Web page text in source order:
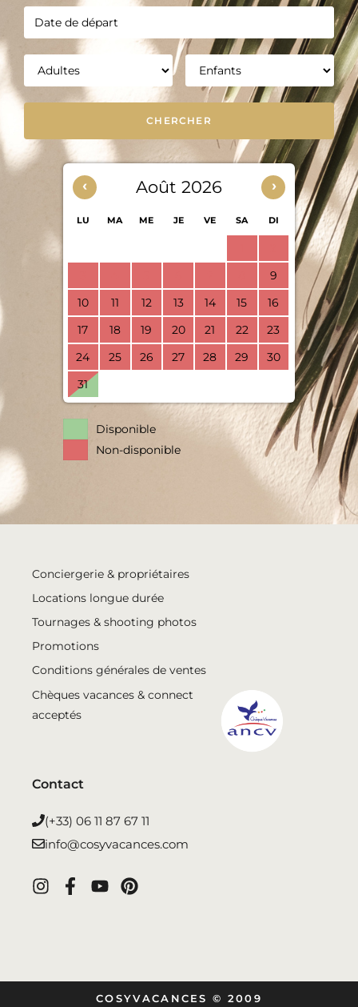
‹ ›
Août 2026
LU MA ME JE VE SA DI
9
10
11 12 13 14 15
16
17
18 19 20 21 22
23
24
25 26 27 28 29
30
31
Disponible
Non-disponible
Conciergerie & propriétaires
Locations longue durée
Tournages & shooting photos
Promotions
Conditions générales de ventes
Chèques vacances & connect
acceptés
Contact
(+33) 06 11 87 67 11
info@cosyvacances.com
COSYVACANCES © 2009